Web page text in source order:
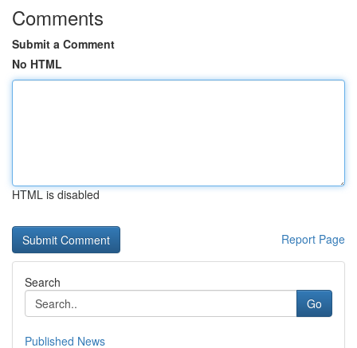
Comments
Submit a Comment
No HTML
HTML is disabled
Report Page
Search
Go
Published News